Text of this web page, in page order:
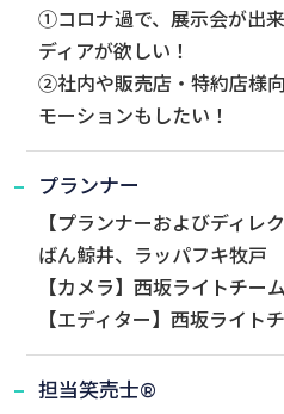
①コロナ過で、展示会が出
ディアが欲しい！
②社内や販売店・特約店様
モーションもしたい！
プランナー
【プランナーおよびディレ
ばん鯨井、ラッパフキ牧戸
【カメラ】西坂ライトチー
【エディター】西坂ライト
担当笑売士®